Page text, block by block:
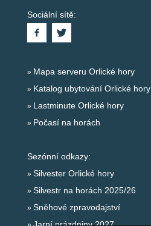
Sociální sítě:
Mapa serveru Orlické hory
Katalog ubytování Orlické hory
Lastminute Orlické hory
Počasí na horách
Sezónní odkazy:
Silvester Orlické hory
Silvestr na horách 2025/26
Sněhové zpravodajství